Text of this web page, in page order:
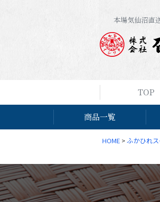
本場気仙沼直
TOP
商品一覧
HOME ふかひれ